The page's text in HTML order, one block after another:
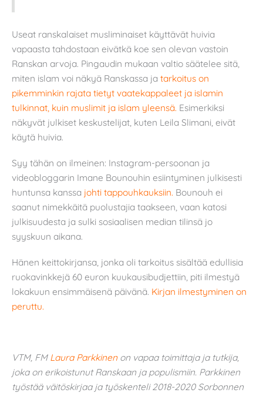
Useat ranskalaiset musliminaiset käyttävät huivia
vapaasta tahdostaan eivätkä koe sen olevan vastoin
Ranskan arvoja. Pingaudin mukaan valtio säätelee sitä,
miten islam voi näkyä Ranskassa ja tarkoitus on
pikemminkin rajata tietyt vaatekappaleet ja islamin
tulkinnat, kuin muslimit ja islam yleensä. Esimerkiksi
näkyvät julkiset keskustelijat, kuten Leila Slimani, eivät
käytä huivia.
Syy tähän on ilmeinen: Instagram-persoonan ja
videobloggarin Imane Bounouhin esiintyminen julkisesti
huntunsa kanssa johti tappouhkauksiin. Bounouh ei
saanut nimekkäitä puolustajia taakseen, vaan katosi
julkisuudesta ja sulki sosiaalisen median tilinsä jo
syyskuun aikana.
Hänen keittokirjansa, jonka oli tarkoitus sisältää edullisia
ruokavinkkejä 60 euron kuukausibudjettiin, piti ilmestyä
lokakuun ensimmäisenä päivänä. Kirjan ilmestyminen on
peruttu.
VTM, FM Laura Parkkinenon vapaa toimittaja ja tutkija,
joka on erikoistunut Ranskaan ja populismiin. Parkkinen
työstää väitöskirjaa ja työskenteli 2018-2020 Sorbonnen